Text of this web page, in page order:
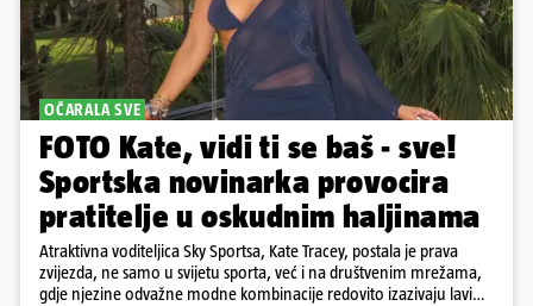
OČARALA SVE
FOTO Kate, vidi ti se baš - sve!
Sportska novinarka provocira
pratitelje u oskudnim haljinama
Atraktivna voditeljica Sky Sportsa, Kate Tracey, postala je prava
zvijezda, ne samo u svijetu sporta, već i na društvenim mrežama,
gdje njezine odvažne modne kombinacije redovito izazivaju lavinu